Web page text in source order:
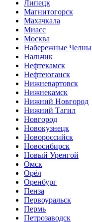
Липецк
Магнитогорск
Махачкала
Миасс
Москва
Набережные Челны
Нальчик
Нефтекамск
Нефтеюганск
Нижневартовск
Нижнекамск
Нижний Новгород
Нижний Тагил
Новгород
Новокузнецк
Новороссийск
Новосибирск
Новый Уренгой
Омск
Орёл
Оренбург
Пенза
Первоуральск
Пермь
Петрозаводск